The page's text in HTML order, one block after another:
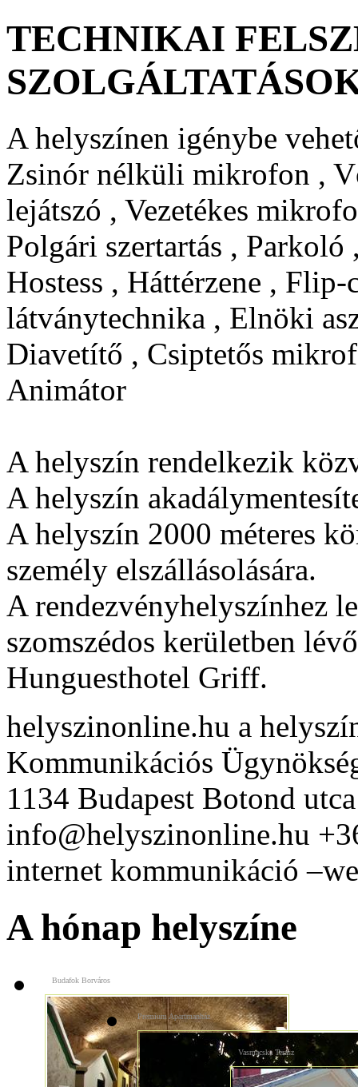
TECHNIKAI
A helyszínen igénybe
Zsinór nélküli mikrofon ,
lejátszó , Vezetékes
Polgári szertartás ,
Hostess , Háttérzene ,
látványtechnika , Elnöki
Diavetítő , Csiptetős
Animátor
A helyszín rendelkezik
A helyszín
A helyszín 2000 méteres
személy elszállásolására.
A rendezvényhelyszínhez
szomszédos kerületben
Hunguesthotel Griff.
helyszinonline.hu a
Kommunikációs
1134 Budapest Botond
info@helyszinonline.hu
internet kommunikáció
A hónap helyszíne
Budafok Borváros
Premium Apartmanház
Vasmacska Terasz